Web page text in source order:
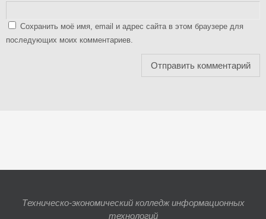
Сохранить моё имя, email и адрес сайта в этом браузере для
последующих моих комментариев.
Техническо-экономический колледж информационных
технологий